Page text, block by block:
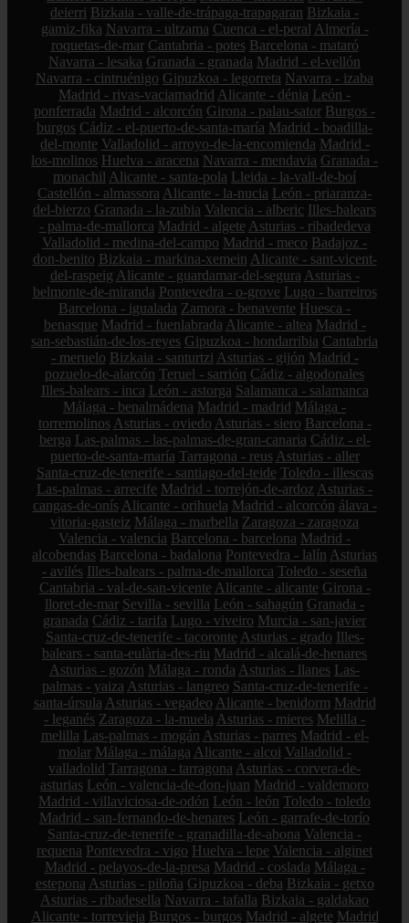
deierri Bizkaia - valle-de-trápaga-trapagaran Bizkaia -
gamiz-fika Navarra - ultzama Cuenca - el-peral Almería -
roquetas-de-mar Cantabria - potes Barcelona - mataró
Navarra - lesaka Granada - granada Madrid - el-vellón
Navarra - cintruénigo Gipuzkoa - legorreta Navarra - izaba
Madrid - rivas-vaciamadrid Alicante - dénia León -
ponferrada Madrid - alcorcón Girona - palau-sator Burgos -
burgos Cádiz - el-puerto-de-santa-maría Madrid - boadilla-
del-monte Valladolid - arroyo-de-la-encomienda Madrid -
los-molinos Huelva - aracena Navarra - mendavia Granada -
monachil Alicante - santa-pola Lleida - la-vall-de-boí
Castellón - almassora Alicante - la-nucia León - priaranza-
del-bierzo Granada - la-zubia Valencia - alberic Illes-balears
- palma-de-mallorca Madrid - algete Asturias - ribadedeva
Valladolid - medina-del-campo Madrid - meco Badajoz -
don-benito Bizkaia - markina-xemein Alicante - sant-vicent-
del-raspeig Alicante - guardamar-del-segura Asturias -
belmonte-de-miranda Pontevedra - o-grove Lugo - barreiros
Barcelona - igualada Zamora - benavente Huesca -
benasque Madrid - fuenlabrada Alicante - altea Madrid -
san-sebastián-de-los-reyes Gipuzkoa - hondarribia Cantabria
- meruelo Bizkaia - santurtzi Asturias - gijón Madrid -
pozuelo-de-alarcón Teruel - sarrión Cádiz - algodonales
Illes-balears - inca León - astorga Salamanca - salamanca
Málaga - benalmádena Madrid - madrid Málaga -
torremolinos Asturias - oviedo Asturias - siero Barcelona -
berga Las-palmas - las-palmas-de-gran-canaria Cádiz - el-
puerto-de-santa-maría Tarragona - reus Asturias - aller
Santa-cruz-de-tenerife - santiago-del-teide Toledo - illescas
Las-palmas - arrecife Madrid - torrejón-de-ardoz Asturias -
cangas-de-onís Alicante - orihuela Madrid - alcorcón álava -
vitoria-gasteiz Málaga - marbella Zaragoza - zaragoza
Valencia - valencia Barcelona - barcelona Madrid -
alcobendas Barcelona - badalona Pontevedra - lalín Asturias
- avilés Illes-balears - palma-de-mallorca Toledo - seseña
Cantabria - val-de-san-vicente Alicante - alicante Girona -
lloret-de-mar Sevilla - sevilla León - sahagún Granada -
granada Cádiz - tarifa Lugo - viveiro Murcia - san-javier
Santa-cruz-de-tenerife - tacoronte Asturias - grado Illes-
balears - santa-eulària-des-riu Madrid - alcalá-de-henares
Asturias - gozón Málaga - ronda Asturias - llanes Las-
palmas - yaiza Asturias - langreo Santa-cruz-de-tenerife -
santa-úrsula Asturias - vegadeo Alicante - benidorm Madrid
- leganés Zaragoza - la-muela Asturias - mieres Melilla -
melilla Las-palmas - mogán Asturias - parres Madrid - el-
molar Málaga - málaga Alicante - alcoi Valladolid -
valladolid Tarragona - tarragona Asturias - corvera-de-
asturias León - valencia-de-don-juan Madrid - valdemoro
Madrid - villaviciosa-de-odón León - león Toledo - toledo
Madrid - san-fernando-de-henares León - garrafe-de-torío
Santa-cruz-de-tenerife - granadilla-de-abona Valencia -
requena Pontevedra - vigo Huelva - lepe Valencia - alginet
Madrid - pelayos-de-la-presa Madrid - coslada Málaga -
estepona Asturias - piloña Gipuzkoa - deba Bizkaia - getxo
Asturias - ribadesella Navarra - tafalla Bizkaia - galdakao
Alicante - torrevieja Burgos - burgos Madrid - algete Madrid